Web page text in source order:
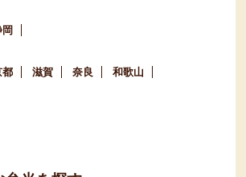
都 滋賀 奈良
和歌山